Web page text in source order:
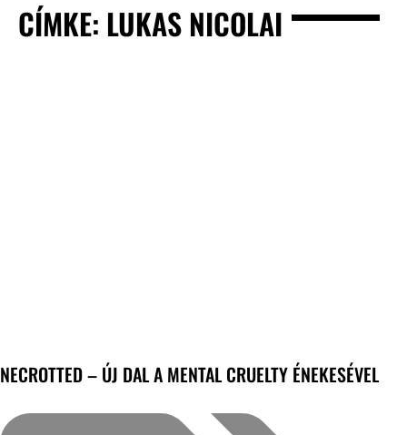
CÍMKE: LUKAS NICOLAI
NECROTTED – ÚJ DAL A MENTAL CRUELTY ÉNEKESÉVEL